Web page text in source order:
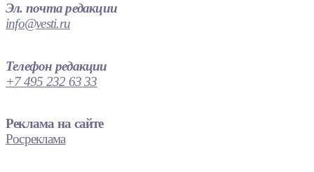
Эл. почта редакции
info@vesti.ru
Телефон редакции
+7 495 232 63 33
Реклама на сайте
Росреклама